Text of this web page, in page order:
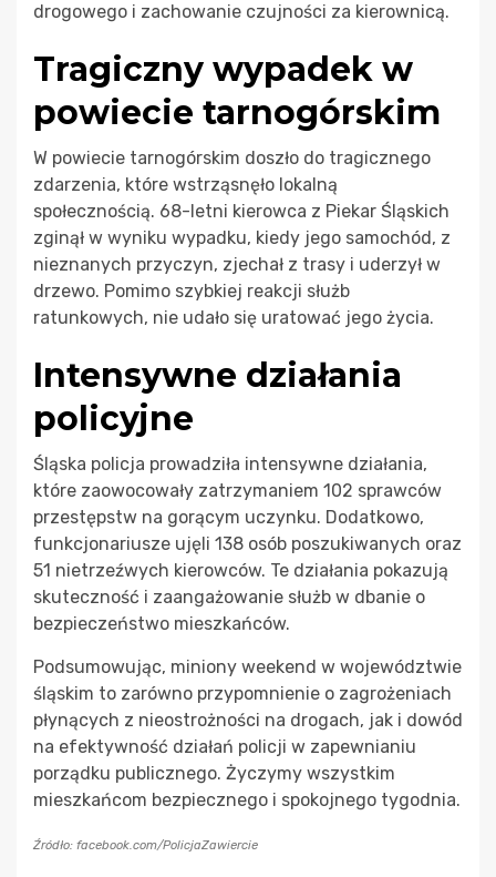
drogowego i zachowanie czujności za kierownicą.
Tragiczny wypadek w
powiecie tarnogórskim
W powiecie tarnogórskim doszło do tragicznego
zdarzenia, które wstrząsnęło lokalną
społecznością. 68-letni kierowca z Piekar Śląskich
zginął w wyniku wypadku, kiedy jego samochód, z
nieznanych przyczyn, zjechał z trasy i uderzył w
drzewo. Pomimo szybkiej reakcji służb
ratunkowych, nie udało się uratować jego życia.
Intensywne działania
policyjne
Śląska policja prowadziła intensywne działania,
które zaowocowały zatrzymaniem 102 sprawców
przestępstw na gorącym uczynku. Dodatkowo,
funkcjonariusze ujęli 138 osób poszukiwanych oraz
51 nietrzeźwych kierowców. Te działania pokazują
skuteczność i zaangażowanie służb w dbanie o
bezpieczeństwo mieszkańców.
Podsumowując, miniony weekend w województwie
śląskim to zarówno przypomnienie o zagrożeniach
płynących z nieostrożności na drogach, jak i dowód
na efektywność działań policji w zapewnianiu
porządku publicznego. Życzymy wszystkim
mieszkańcom bezpiecznego i spokojnego tygodnia.
Źródło: facebook.com/PolicjaZawiercie